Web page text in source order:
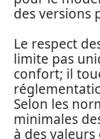
des versions
Le respect
limite pas
confort; il
Selon les
minimales
à des valeurs